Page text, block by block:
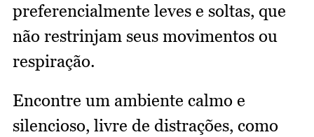
preferencialmente leves e soltas, que
não restrinjam seus movimentos ou
respiração.
Encontre um ambiente calmo e
silencioso, livre de distrações, como